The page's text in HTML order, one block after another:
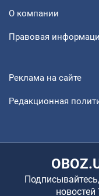
О компании
Правовая
Реклама на сайте
Редакционная